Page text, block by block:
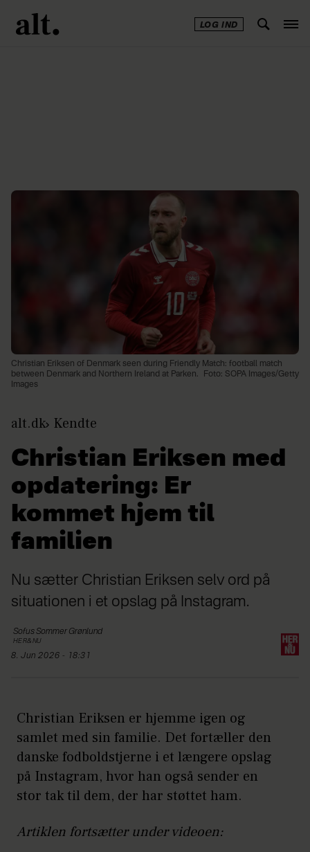
LOG IND
Christian Eriksen of Denmark seen during Friendly Match: football match
between Denmark and Northern Ireland at Parken.
Foto: SOPA Images/Getty
Images
alt.dk Kendte
Christian Eriksen med
opdatering: Er
kommet hjem til
familien
Nu sætter Christian Eriksen selv ord på
situationen i et opslag på Instagram.
SofusSommer Grønlund
HER&NU
8. Jun 2026 - 18:31
Christian Eriksen er hjemme igen og
samlet med sin familie. Det fortæller den
danske fodboldstjerne i et længere opslag
på Instagram, hvor han også sender en
stor tak til dem, der har støttet ham.
Artiklen fortsætter under videoen: